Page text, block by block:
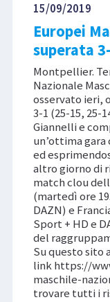
15/09/2019
Europei
superata
Montpellier.
Nazionale
osservato ieri,
3-1 (25-15, 25-
Giannelli e
un’ottima
ed
altro giorno di
match clou
(martedì ore
DAZN) e
Sport + HD e
del
Su questo sito
link https://
maschile-
trovare tutti i